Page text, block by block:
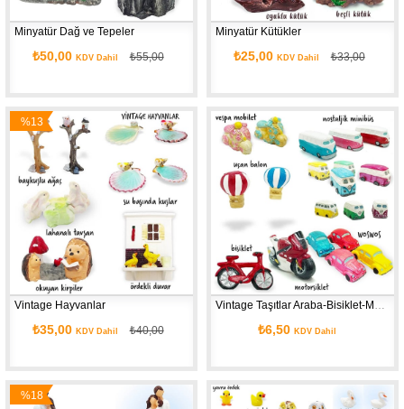
Minyatür Dağ ve Tepeler
₺50,00 KDV Dahil ₺55,00
Minyatür Kütükler
₺25,00 KDV Dahil ₺33,00
Vintage Hayvanlar
₺35,00 KDV Dahil ₺40,00
%13
İndirim
₺6,50 KDV Dahil
%18